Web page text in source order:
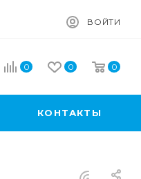
ВОЙТИ
0 0 0
КОНТАКТЫ